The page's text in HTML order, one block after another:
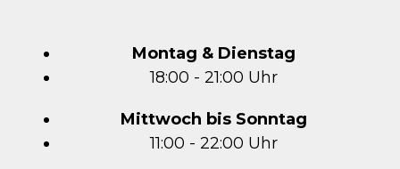
Montag & Dienstag
18:00 - 21:00 Uhr
Mittwoch bis Sonntag
11:00 - 22:00 Uhr